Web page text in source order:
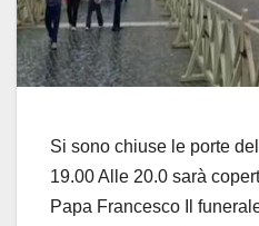
Si sono chiuse le porte
19.00 Alle 20.0 sarà
Papa Francesco Il